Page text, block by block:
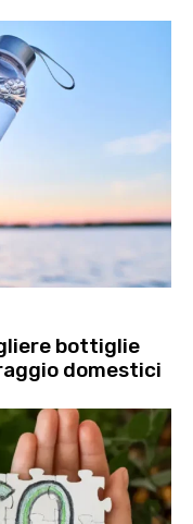
bottiglie
domestici